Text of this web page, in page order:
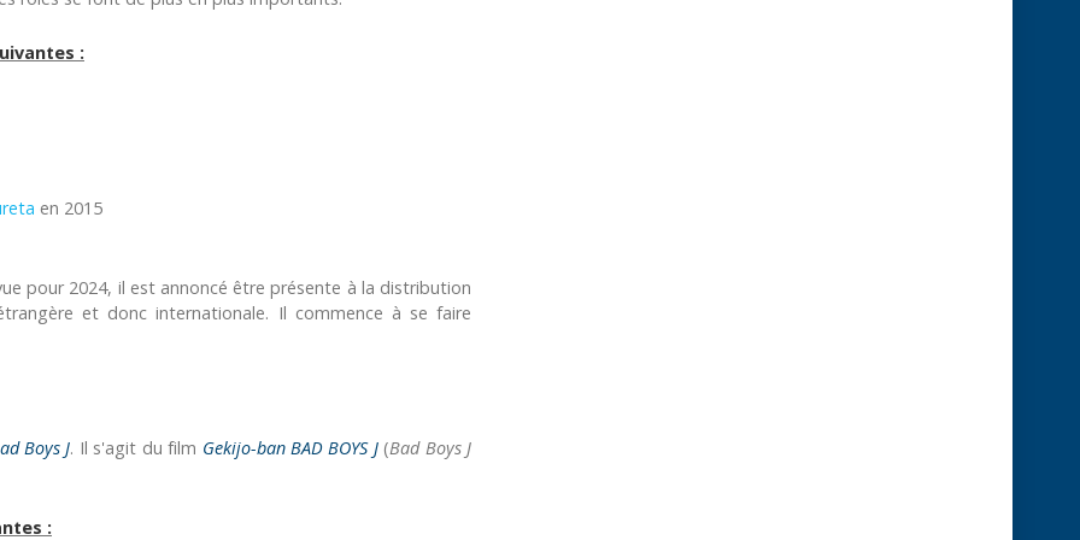
:
en 2015
pour 2024, il est annoncé être présente à la distribution
et donc internationale. Il commence à se faire
Boys J. Il s'agit du film Gekijo-ban BAD BOYS J(Bad Boys J
: